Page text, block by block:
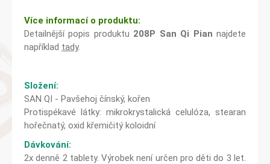
Více informací o produktu:
Detailnější popis produktu 208P San Qi Pian najdete
například tady.
Složení:
SAN QI - Pavšehoj čínský, kořen
Protispékavé látky: mikrokrystalická celulóza, stearan
hořečnatý, oxid křemičitý koloidní
Dávkování:
2x denně 2 tablety. Výrobek není určen pro děti do 3 let.